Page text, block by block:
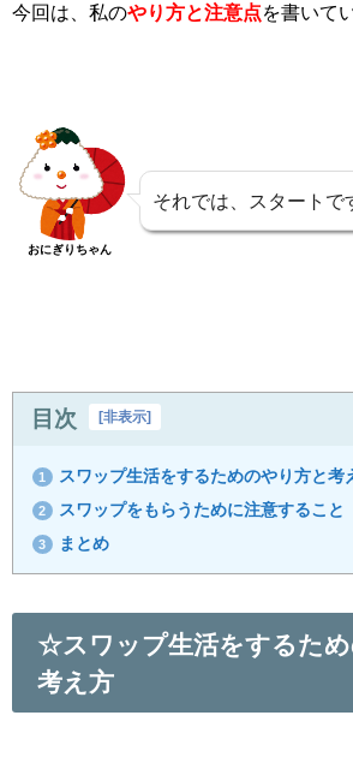
今回は、私のやり方と注意点を書いて
おにぎりちゃん
それでは、スタートで
目次 [非表示]
1 スワップ生活をするためのやり方と考
2 スワップをもらうために注意すること
3 まとめ
☆スワップ生活をするため
考え方